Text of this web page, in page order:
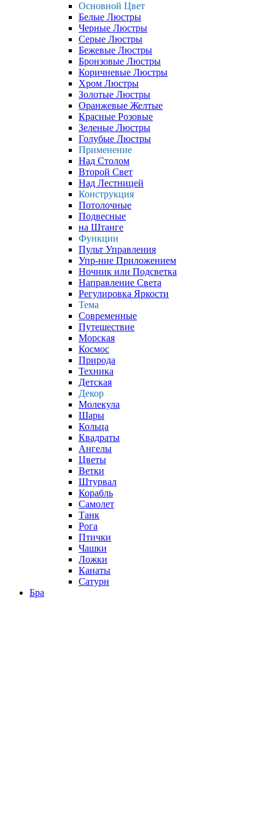
Основной Цвет
Белые Люстры
Черные Люстры
Серые Люстры
Бежевые Люстры
Бронзовые Люстры
Коричневые Люстры
Хром Люстры
Золотые Люстры
Оранжевые Желтые
Красные Розовые
Зеленые Люстры
Голубые Люстры
Применение
Над Столом
Второй Свет
Над Лестницей
Конструкция
Потолочные
Подвесные
на Штанге
Функции
Пульт Управления
Упр-ние Приложением
Ночник или Подсветка
Направление Света
Регулировка Яркости
Тема
Современные
Путешествие
Морская
Космос
Природа
Техника
Детская
Декор
Молекула
Шары
Кольца
Квадраты
Ангелы
Цветы
Ветки
Штурвал
Корабль
Самолет
Танк
Рога
Птички
Чашки
Ложки
Канаты
Сатурн
Бра